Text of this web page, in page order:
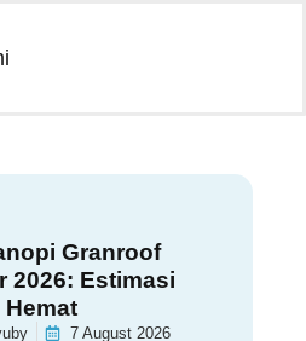
Granroof
2026: Estimasi
7 August 2026